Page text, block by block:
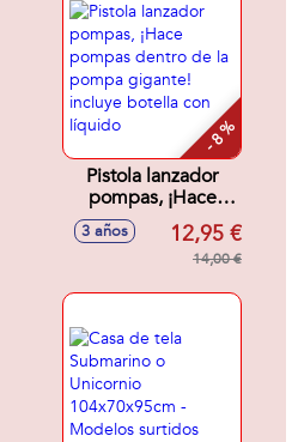
- 8 %
Pistola lanzador
pompas, ¡Hace
pompas dentro de
la pompa gigante!
incluye botella con
3 años 12,95 €
14,00 €